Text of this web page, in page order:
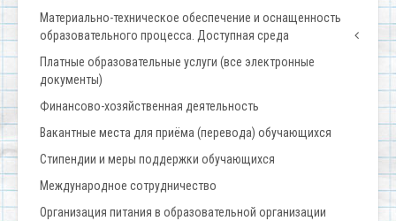
Материально-техническое обеспечение и оснащенность
образовательного процесса. Доступная среда
Платные образовательные услуги (все электронные
документы)
Финансово-хозяйственная деятельность
Вакантные места для приёма (перевода) обучающихся
Стипендии и меры поддержки обучающихся
Международное сотрудничество
Организация питания в образовательной организации